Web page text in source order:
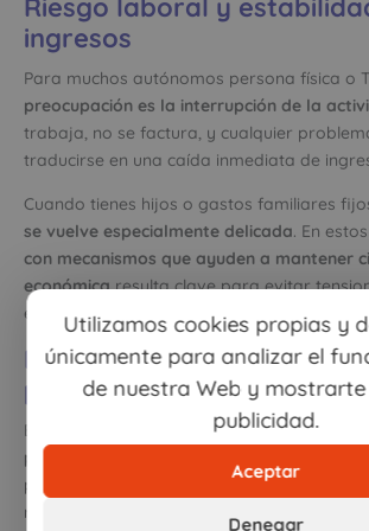
Utilizamos cookies propias y
únicamente para analizar el
de nuestra Web y
publicidad.
Aceptar
Denegar
ingresos
Para muchos autónomos persona física o
preocupación es la interrupción de la
trabaja, no se factura, y cualquier
traducirse en una caída inmediata de
Cuando tienes hijos o gastos familiares
se vuelve especialmente delicada. En
con mecanismos que ayuden a mantener
económicaresulta clave para evitar
en tu hogar.
Responsabilidad civil y
patrimonial
El autónomo societario suele manejar
proyectos de mayor tamaño
proteger la continuidad de la empresa
reclamaciones de terceros.